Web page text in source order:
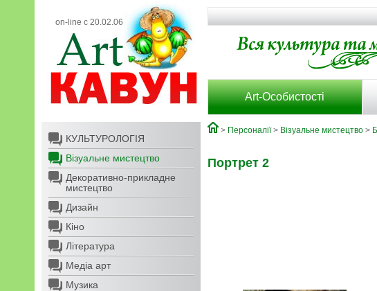
on-line с 20.02.06
Art-Особистості
КУЛЬТУРОЛОГІЯ
Візуальне мистецтво
Декоративно-прикладне
мистецтво
Дизайн
Кіно
Література
Медіа арт
Музика
> Персоналії> Візуальне мистецтво >
Портрет 2